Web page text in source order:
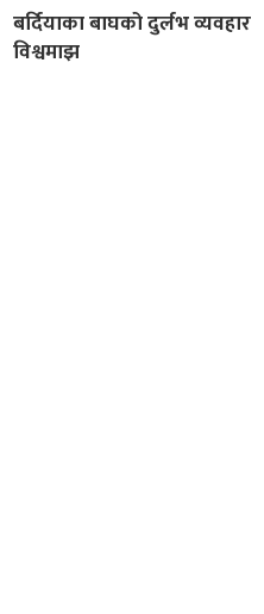
बर्दियाका बाघको दुर्लभ व्यवहार
विश्वमाझ